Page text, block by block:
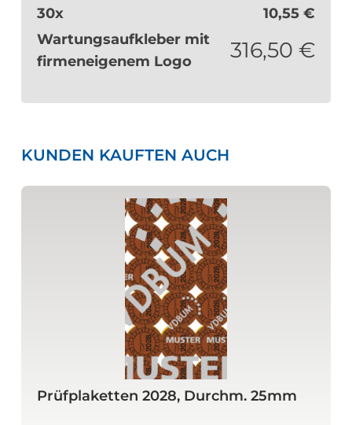
30x 10,55€
Wartungsaufkleber mit
firmeneigenem Logo
316,50€
KUNDEN KAUFTEN AUCH
Prüfplaketten 2028, Durchm. 25mm